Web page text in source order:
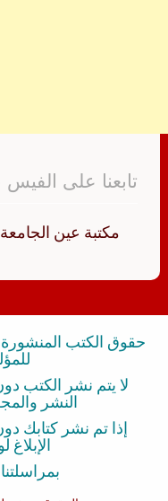
تابعنا على
‏مكتبة عين الجامعة‏
حقوق الكتب
لا يتم نشر الكتب
النشر
إذا تم نشر كتابك